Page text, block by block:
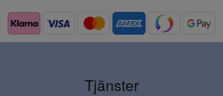
Tjänster